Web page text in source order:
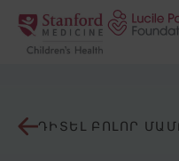
Անցնել
ԴԻՏԵԼ ԲՈԼՈՐ